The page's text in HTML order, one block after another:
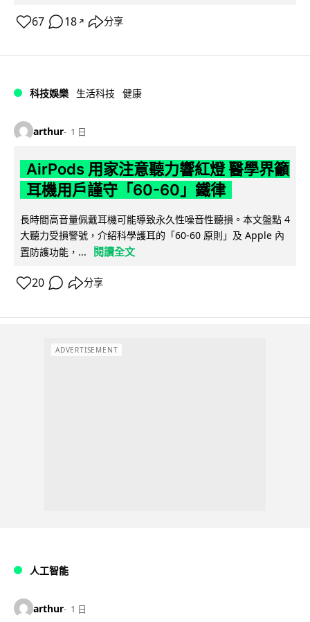
67 18 ↗ 分享
科技娛樂 生活科技 健康
arthur 1 日
AirPods 用家注意聽力響紅燈 醫學界籲
耳機用戶謹守「60-60」鐵律
長時間高音量佩戴耳機可能導致永久性噪音性聽損。本文盤點 4
大聽力受損警號，介紹科學護耳的「60-60 原則」及 Apple 內
置防護功能，...
閱讀全文
20 分享
ADVERTISEMENT
人工智能
arthur 1 日